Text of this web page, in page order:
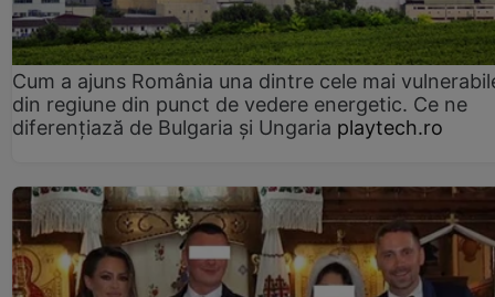
Cum a ajuns România una dintre cele mai
din regiune din punct de vedere energetic. Ce ne
diferențiază de Bulgaria și Ungaria playtech.ro